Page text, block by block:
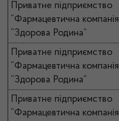
Приватне підприємство
“Фармацевтична компанія
“Здорова Родина”
Приватне підприємство
“Фармацевтична компанія
“Здорова Родина”
Приватне підприємство
“Фармацевтична компанія